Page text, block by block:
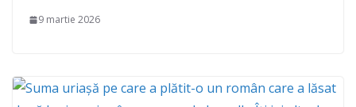
9 martie 2026